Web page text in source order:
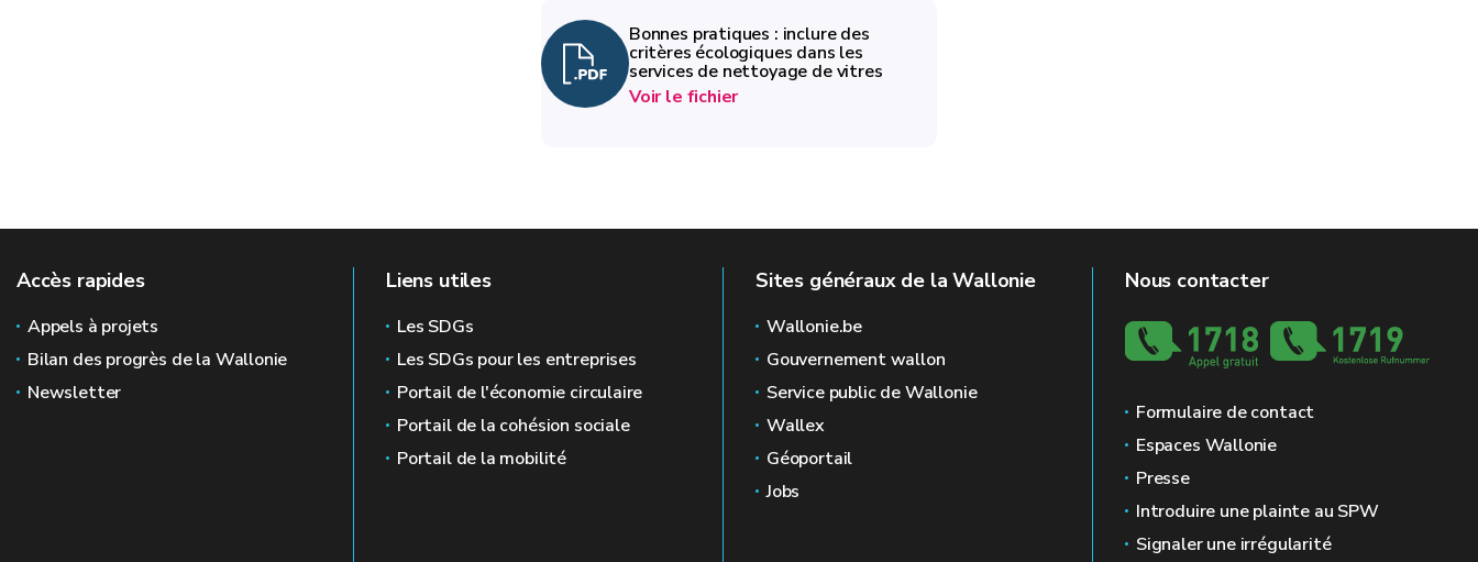
Bonnes pratiques : inclure des
critères écologiques dans les
services de nettoyage de vitres
Voir le fichier
Accès rapides
Appels à projets
Bilan des progrès de la Wallonie
Newsletter
Liens utiles
Les SDGs
Les SDGs pour les entreprises
Portail de l'économie circulaire
Portail de la cohésion sociale
Portail de la mobilité
Sites généraux de la Wallonie
Wallonie.be
Gouvernement wallon
Service public de Wallonie
Wallex
Géoportail
Jobs
Nous contacter
Formulaire de contact
Espaces Wallonie
Presse
Introduire une plainte au SPW
Signaler une irrégularité